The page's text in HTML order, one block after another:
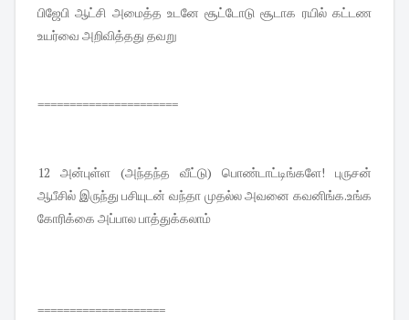
பிஜேபி ஆட்சி அமைத்த உடனே சூட்டோடு சூடாக ரயில் கட்டண
உயர்வை அறிவித்தது தவறு
======================
12 அன்புள்ள (அந்தந்த வீட்டு) பொண்டாட்டிங்களே! புருசன்
ஆபீசில் இருந்து பசியுடன் வந்தா முதல்ல அவனை கவனிங்க.உங்க
கோரிக்கை அப்பால பாத்துக்கலாம்
====================